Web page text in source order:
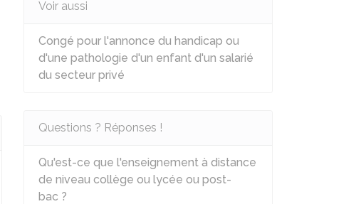
Voir aussi
Congé pour l'annonce du handicap ou
d'une pathologie d'un enfant d'un salarié
du secteur privé
Questions ? Réponses !
Qu'est-ce que l'enseignement à distance
de niveau collège ou lycée ou post-
bac ?